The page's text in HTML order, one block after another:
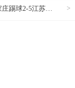
[直播吧全场集锦] 中冠-罗竟语帽子戏法 石家庄踢球2-5江苏新梦想 [窗口/手机/PAD观看] >